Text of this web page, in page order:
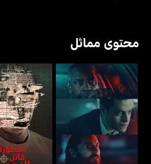
محتوى مماثل
ذا ليتل ثينغز
أسطورة قاتل
أوف ذا